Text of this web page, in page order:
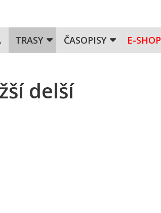
TRASY ČASOPISY E-SHOP
delší